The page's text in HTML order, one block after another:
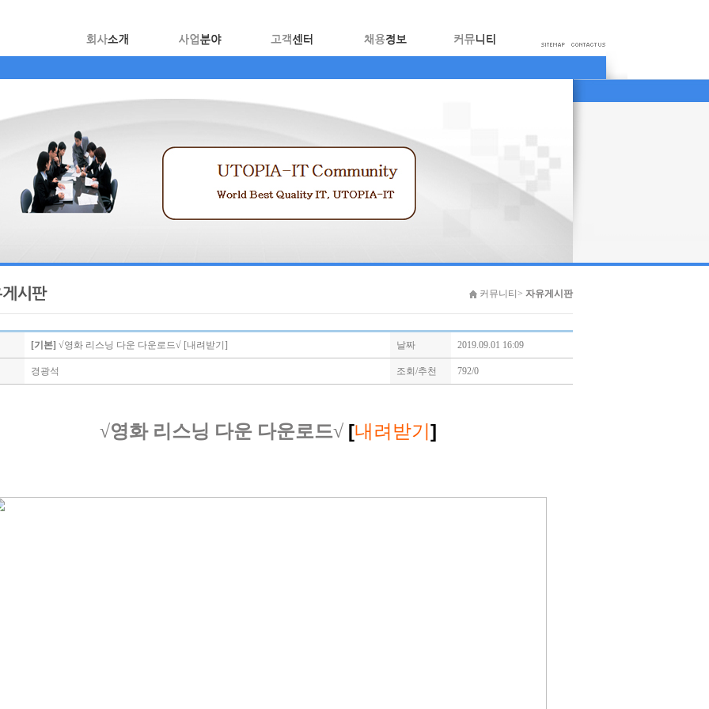
커뮤니티> 자유게시판
[기본] √영화 리스닝 다운 다운로드√ [내려받기] 날짜 2019.09.01 16:09
경광석 조회/추천 792/0
√영화 리스닝 다운 다운로드√ [내려받기 ]